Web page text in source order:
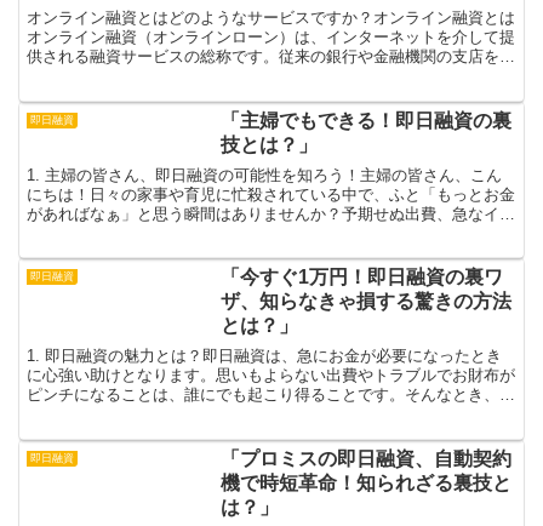
オンライン融資とはどのようなサービスですか？オンライン融資とは
オンライン融資（オンラインローン）は、インターネットを介して提
供される融資サービスの総称です。従来の銀行や金融機関の支店を訪
即日融資
「主婦でもできる！即日融資の裏
技とは？」
1. 主婦の皆さん、即日融資の可能性を知ろう！主婦の皆さん、こん
にちは！日々の家事や育児に忙殺されている中で、ふと「もっとお金
があればなぁ」と思う瞬間はありませんか？予期せぬ出費、急なイベ
即日融資
「今すぐ1万円！即日融資の裏ワ
ザ、知らなきゃ損する驚きの方法
とは？」
1. 即日融資の魅力とは？即日融資は、急にお金が必要になったとき
に心強い助けとなります。思いもよらない出費やトラブルでお財布が
ピンチになることは、誰にでも起こり得ることです。そんなとき、
即日融資
「プロミスの即日融資、自動契約
機で時短革命！知られざる裏技と
は？」